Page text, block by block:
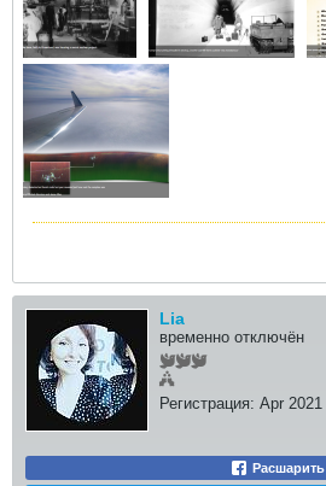
Lia
временно отключён
Регистрация: Apr 2021
Расшарить